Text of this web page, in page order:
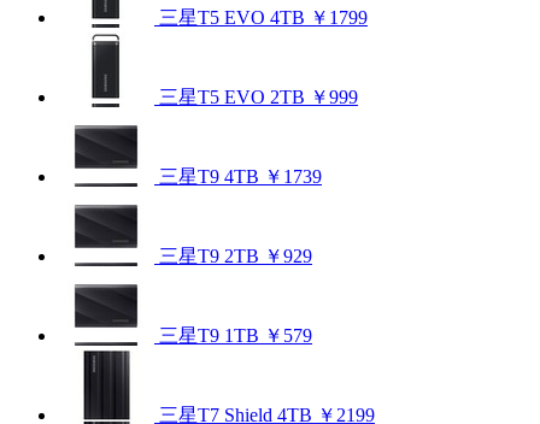
三星T5 EVO 4TB ￥1799
三星T5 EVO 2TB ￥999
三星T9 4TB ￥1739
三星T9 2TB ￥929
三星T9 1TB ￥579
三星T7 Shield 4TB ￥2199